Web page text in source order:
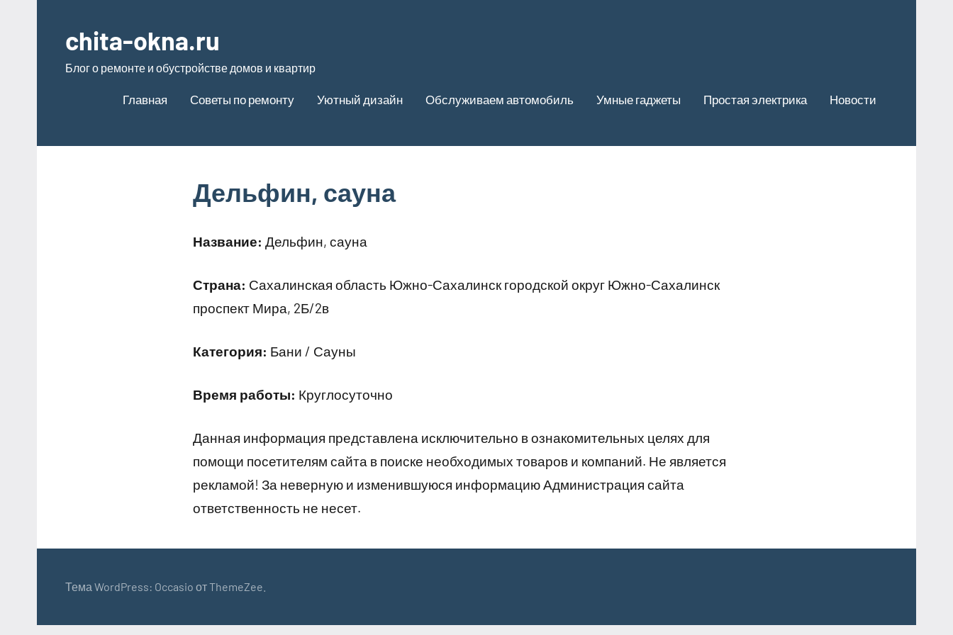
содержимому
chita-okna.ru
Блог о ремонте и обустройстве домов и квартир
Главная Советы по ремонту Уютный дизайн Обслуживаем автомобиль Умные гаджеты Простая электрика Новости
Дельфин, сауна
Название: Дельфин, сауна
Страна: Сахалинская область Южно-Сахалинск городской округ Южно-Сахалинск
проспект Мира, 2Б/2в
Категория: Бани / Сауны
Время работы: Круглосуточно
Данная информация представлена исключительно в ознакомительных целях для
помощи посетителям сайта в поиске необходимых товаров и компаний. Не является
рекламой! За неверную и изменившуюся информацию Администрация сайта
ответственность не несет.
Тема WordPress: Occasio от ThemeZee.